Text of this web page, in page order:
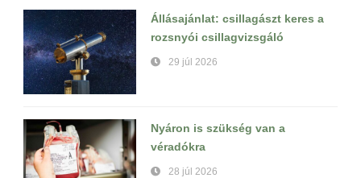
Állásajánlat: csillagászt keres a
rozsnyói csillagvizsgáló
29 júl 2026
Nyáron is szükség van a
véradókra
28 júl 2026